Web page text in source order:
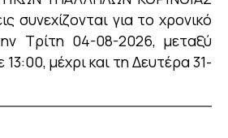
συνεχίζονται για το χρονικό
Τρίτη 04-08-2026, μεταξύ
μέχρι και τη Δευτέρα 31-